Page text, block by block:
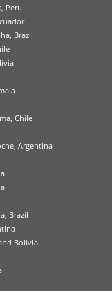
Peru
Brazil
Chile
Argentina
Brazil
Bolivia